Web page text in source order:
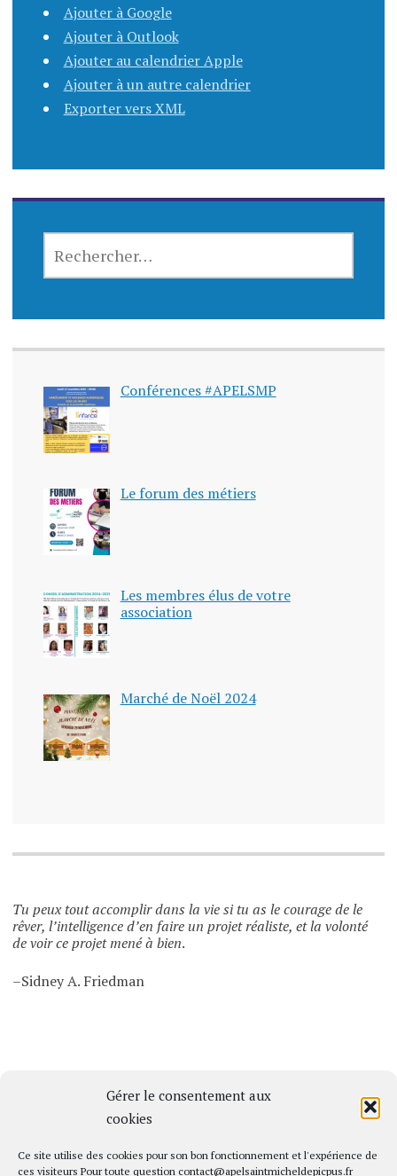
Gérer le consentement aux
cookies
Ce site utilise des cookies pour son bon fonctionnement et l'expérience de
ces visiteurs Pour toute question contact@apelsaintmicheldepicpus.fr
Ajouter à Google
Ajouter à Outlook
Ajouter au calendrier Apple
Ajouter à un autre calendrier
Exporter vers XML
Conférences #APELSMP
Le forum des métiers
Les membres élus de votre
association
Marché de Noël 2024
Tu peux tout accomplir dans la vie si tu as le courage de le
rêver, l’intelligence d’en faire un projet réaliste, et la volonté
de voir ce projet mené à bien.
–Sidney A. Friedman
Politique de consentement